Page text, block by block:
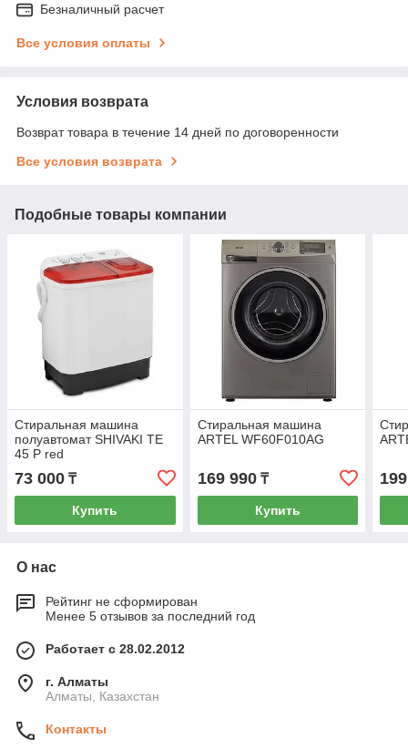
Безналичный расчет
Все условия оплаты
Условия возврата
Возврат товара в течение 14 дней по договоренности
Все условия возврата
Подобные товары компании
Стиральная машина
полуавтомат SHIVAKI TE
45 P red
73 000 ₸
Купить
Стиральная машина
ARTEL WF60F010AG
169 990₸
Купить
О нас
Рейтинг не сформирован
Менее 5 отзывов за последний год
Работает с 28.02.2012
г. Алматы
Алматы, Казахстан
Контакты